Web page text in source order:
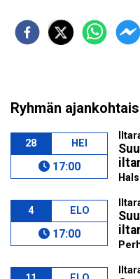
Ryhmän
28 HEI
17:00
4 ELO
17:00